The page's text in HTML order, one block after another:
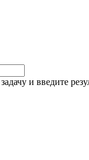
и введите